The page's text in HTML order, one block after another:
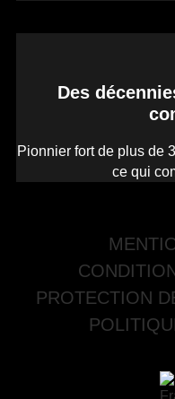
Des
Pionnier fort de plus de
ce qui
PROTECTION